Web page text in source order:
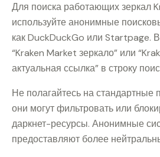
Для поиска работающих зеркал
используйте анонимные
как DuckDuckGo или Startpage.
“Kraken Market зеркало” или
актуальная ссылка” в строку
Не полагайтесь на стандартные
они могут фильтровать или
даркнет-ресурсы. Анонимные
предоставляют более